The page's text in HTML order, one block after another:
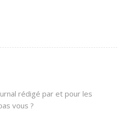
rédigé par et pour les
vous ?